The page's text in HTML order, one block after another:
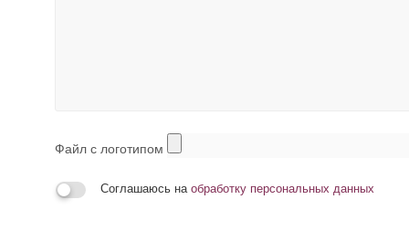
Файл с логотипом
Соглашаюсь на обработку персональных данных